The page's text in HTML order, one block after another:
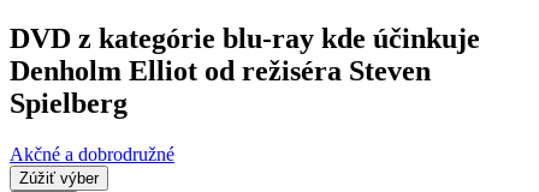
DVD z kategórie blu-ray kde účinkuje
Denholm Elliot od režiséra Steven
Spielberg
Akčné a dobrodružné
Zúžiť výber